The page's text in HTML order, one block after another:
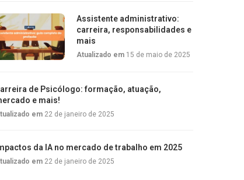
Assistente administrativo:
carreira, responsabilidades e
mais
Atualizado em 15 de maio de 2025
de Psicólogo: formação, atuação,
e mais!
em 22 de janeiro de 2025
da IA no mercado de trabalho em 2025
em 22 de janeiro de 2025